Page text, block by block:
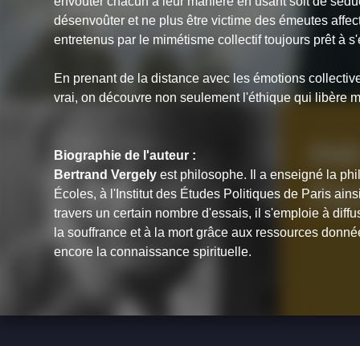
désenvoûter et ne plus être victime des émeutes
entretenus par le mimétisme collectif toujours prêt à
En prenant de la distance avec les émotions
vrai, on découvre non seulement l'éthique qui libère
Biographie de l'auteur :
Bertrand Vergely est philosophe. Il a enseigné la
Écoles, à l'Institut des Études Politiques de Paris
travers un certain nombre d'essais, il s'emploie à
la souffrance et à la mort grâce aux ressources
encore la connaissance spirituelle.